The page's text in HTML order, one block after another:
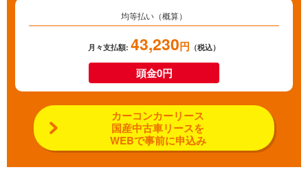
均等払い（概算）
月々支払額: 43,230円 （税込）
頭金0円
カーコンカーリース
国産中古車リースを
WEBで事前に申込み